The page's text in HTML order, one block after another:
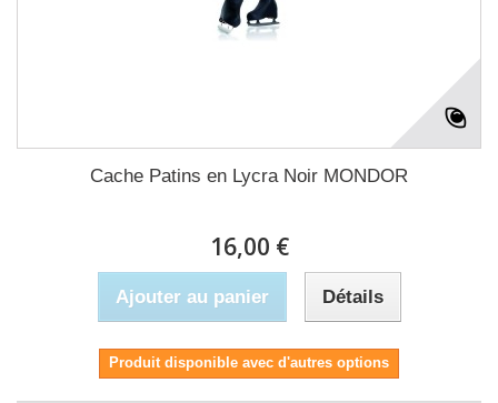
Cache Patins en Lycra Noir MONDOR
16,00 €
Ajouter au panier Détails
Produit disponible avec d'autres options